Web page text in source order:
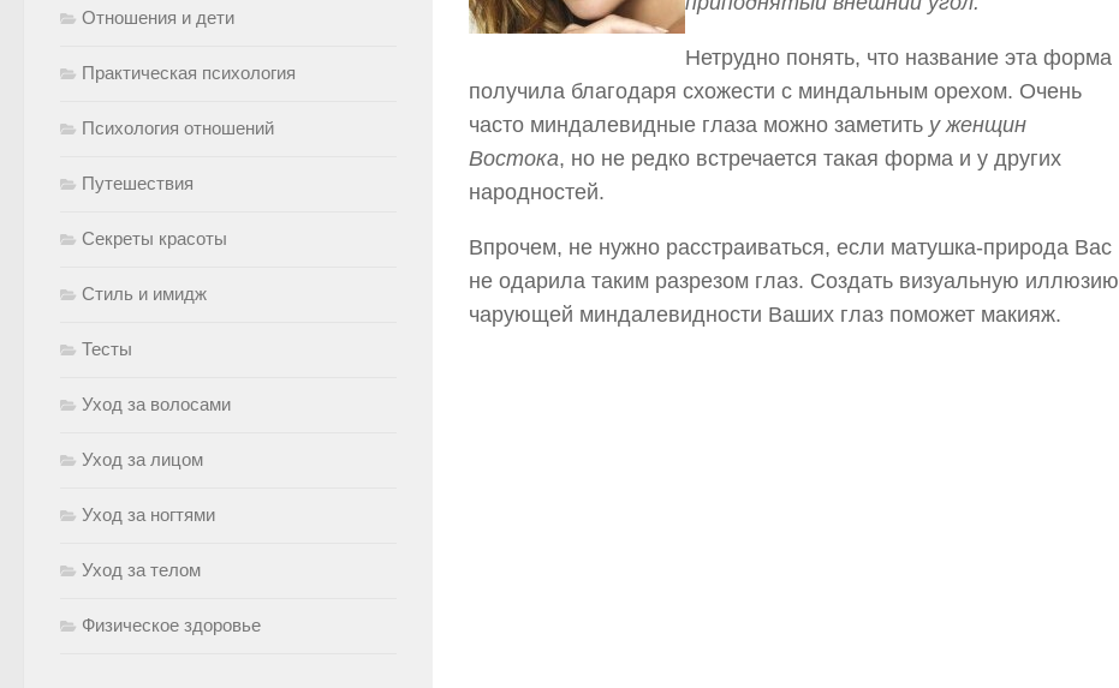
Нетрудно понять, что название эта форма
получила благодаря схожести с миндальным орехом. Очень
часто миндалевидные глаза можно заметить у женщин
Востока, но не редко встречается такая форма и у других
народностей.
Впрочем, не нужно расстраиваться, если матушка-природа Вас
не одарила таким разрезом глаз. Создать визуальную иллюзию
чарующей миндалевидности Ваших глаз поможет макияж.
Отношения и дети
Практическая психология
Психология отношений
Путешествия
Секреты красоты
Стиль и имидж
Тесты
Уход за волосами
Уход за лицом
Уход за ногтями
Уход за телом
Физическое здоровье